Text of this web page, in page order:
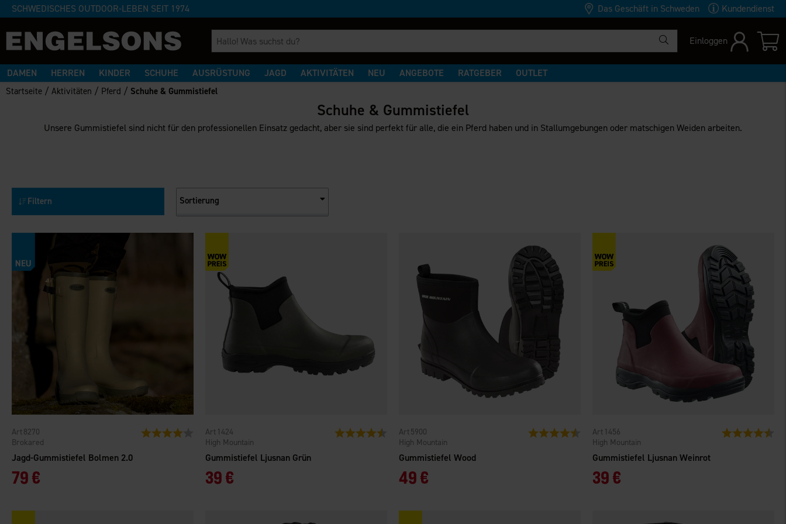
SCHWEDISCHES OUTDOOR-LEBEN SEIT 1974 Das Geschäft in Schweden Kundendienst
Einloggen
DAMEN HERREN KINDER SCHUHE AUSRÜSTUNG JAGD AKTIVITÄTEN NEU ANGEBOTE RATGEBER OUTLET
Startseite /Aktivitäten / Pferd / Schuhe & Gummistiefel
Schuhe & Gummistiefel
Unsere Gummistiefel sind nicht für den professionellen Einsatz gedacht, aber sie sind perfekt für alle, die ein Pferd haben und in Stallumgebungen oder matschigen Weiden arbeiten.
Filtern Sortierung
Jagd-Gummistiefel Bolmen 2.0
Brokared
8270
79 €
Bewertung: 4.0 von 5 Sternen
Gummistiefel Ljusnan Grün
High Mountain
1424
39 €
Bewertung: 4.1 von 5 Sternen
Gummistiefel Wood
High Mountain
5900
49 €
Bewertung: 4.4 von 5 Sternen
Gummistiefel Ljusnan Weinrot
High Mountain
1456
39 €
Bewertung: